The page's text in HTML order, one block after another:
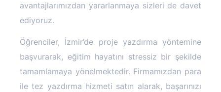
avantajlarımızdan yararlanmaya sizleri de davet
ediyoruz.
Öğrenciler, İzmir’de proje yazdırma yöntemine
başvurarak, eğitim hayatını stressiz bir şekilde
tamamlamaya yönelmektedir. Firmamızdan para
ile tez yazdırma hizmeti satın alarak, başarınızı